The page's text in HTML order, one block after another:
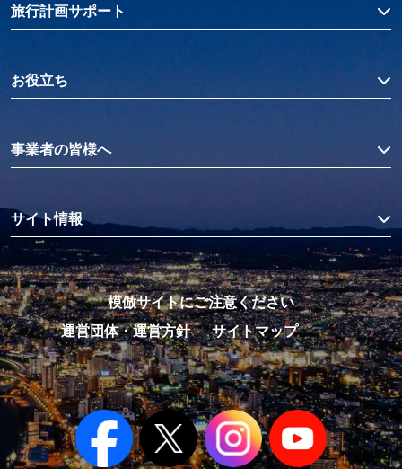
旅行計画サポート
お役立ち
事業者の皆様へ
サイト情報
模倣サイトにご注意ください
運営団体・運営方針
サイトマップ